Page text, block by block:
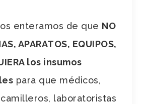
enteramos de que NO
APARATOS, EQUIPOS,
los insumos
para que médicos,
laboratoristas